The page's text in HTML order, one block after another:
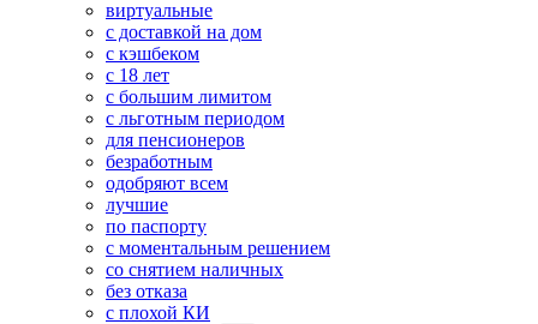
виртуальные
с доставкой на дом
с кэшбеком
с 18 лет
с большим лимитом
с льготным периодом
для пенсионеров
безработным
одобряют всем
лучшие
по паспорту
с моментальным решением
со снятием наличных
без отказа
с плохой КИ